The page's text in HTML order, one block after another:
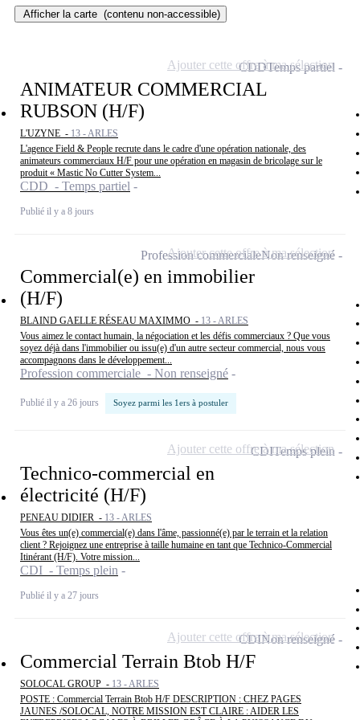
Afficher la carte (contenu non-accessible)
ANIMATEUR COMMERCIAL
RUBSON (H/F)
L'UZYNE - 13 - ARLES
L'agence Field & People recrute dans le cadre d'une opération nationale, des
animateurs commerciaux H/F pour une opération en magasin de bricolage sur le
produit « Mastic No Cutter System...
CDD - Temps partiel
Publié il y a 8 jours
CDDTemps partiel
Ajouter cette offre à ma sélection
Commercial(e) en immobilier
(H/F)
BLAIND GAELLE RÉSEAU MAXIMMO - 13 - ARLES
Vous aimez le contact humain, la négociation et les défis commerciaux ? Que vous
soyez déjà dans l'immobilier ou issu(e) d'un autre secteur commercial, nous vous
accompagnons dans le développement...
Profession commerciale - Non renseigné
Publié il y a 26 jours Soyez parmi les 1ers à postuler
Profession commercialeNon renseigné
Ajouter cette offre à ma sélection
Technico-commercial en
électricité (H/F)
PENEAU DIDIER - 13 - ARLES
Vous êtes un(e) commercial(e) dans l'âme, passionné(e) par le terrain et la relation
client ? Rejoignez une entreprise à taille humaine en tant que Technico-Commercial
Itinérant (H/F). Votre mission...
CDI - Temps plein
Publié il y a 27 jours
CDITemps plein
Ajouter cette offre à ma sélection
Commercial Terrain Btob H/F
SOLOCAL GROUP - 13 - ARLES
POSTE : Commercial Terrain Btob H/F DESCRIPTION : CHEZ PAGES
JAUNES /SOLOCAL, NOTRE MISSION EST CLAIRE : AIDER LES
CDINon renseigné
Ajouter cette offre à ma sélection